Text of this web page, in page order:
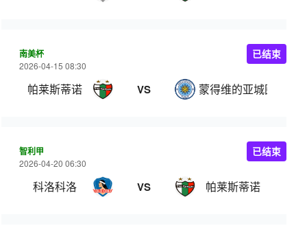
南美杯
2026-04-15 08:30
帕莱斯蒂诺 VS 蒙得维的亚城图尔克
已结束
智利甲
2026-04-20 06:30
科洛科洛 VS 帕莱斯蒂诺
已结束